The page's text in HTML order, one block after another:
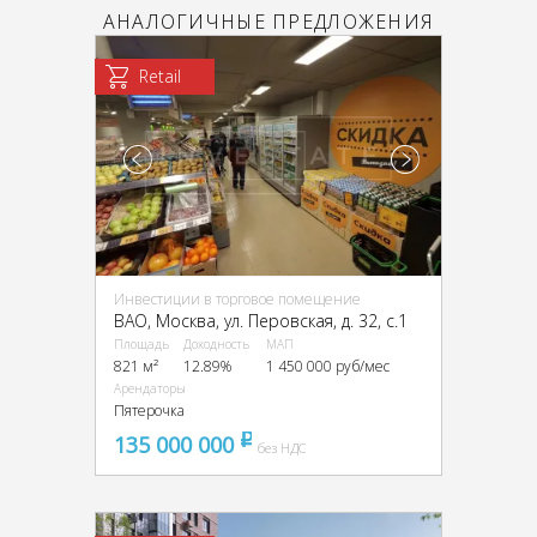
АНАЛОГИЧНЫЕ ПРЕДЛОЖЕНИЯ
Retail
Инвестиции в торговое помещение
ВАО, Москва, ул. Перовская, д. 32, с.1
Площадь
821 м²
Доходность
12.89%
МАП
1 450 000 руб/мес
Арендаторы
Пятерочка
135 000 000 pуббез НДС